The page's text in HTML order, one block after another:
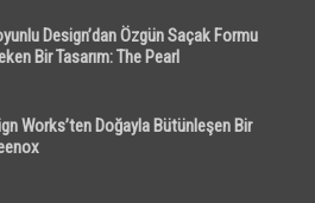
Design’dan Özgün Saçak Formu
Bir Tasarım: The Pearl
Works’ten Doğayla Bütünleşen Bir